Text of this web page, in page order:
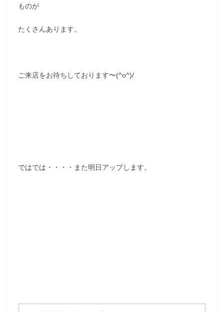
ものが
たくさんあります。
ご来店をお待ちしております〜(^o^)/
ではでは・・・・また明日アップします。